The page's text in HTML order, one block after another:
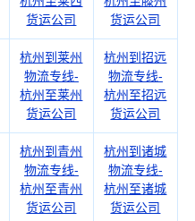
货运公司
货运公司
杭州到莱州
物流专线-
杭州至莱州
货运公司
杭州到招远
物流专线-
杭州至招远
货运公司
杭州到青州
物流专线-
杭州至青州
货运公司
杭州到诸城
物流专线-
杭州至诸城
货运公司